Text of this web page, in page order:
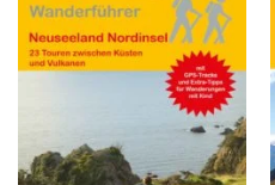
Zu
Wunschliste
hinzufügen